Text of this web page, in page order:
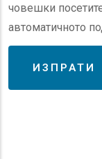
човешки
автоматичното